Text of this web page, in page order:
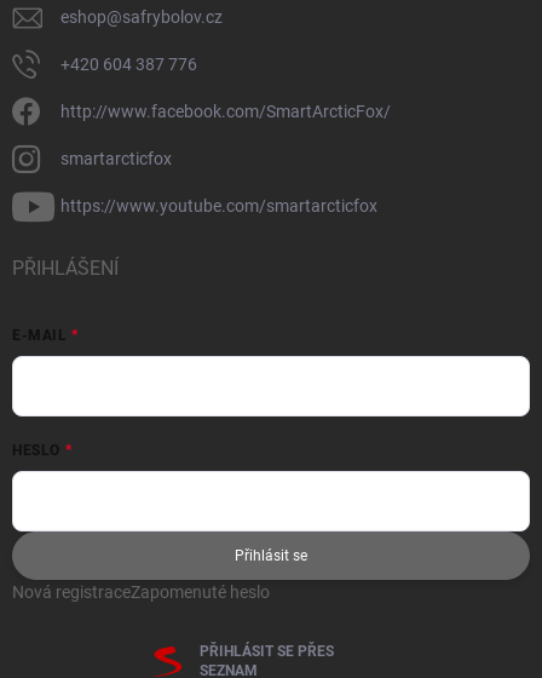
eshop@safrybolov.cz
+420 604 387 776
http://www.facebook.com/SmartArcticFox/
smartarcticfox
https://www.youtube.com/smartarcticfox
PŘIHLÁŠENÍ
E-MAIL
HESLO
Přihlásit se
Nová registraceZapomenuté heslo
PŘIHLÁSIT SE PŘES
SEZNAM